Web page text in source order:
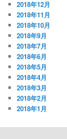
2018年12月
2018年11月
2018年10月
2018年9月
2018年7月
2018年6月
2018年5月
2018年4月
2018年3月
2018年2月
2018年1月